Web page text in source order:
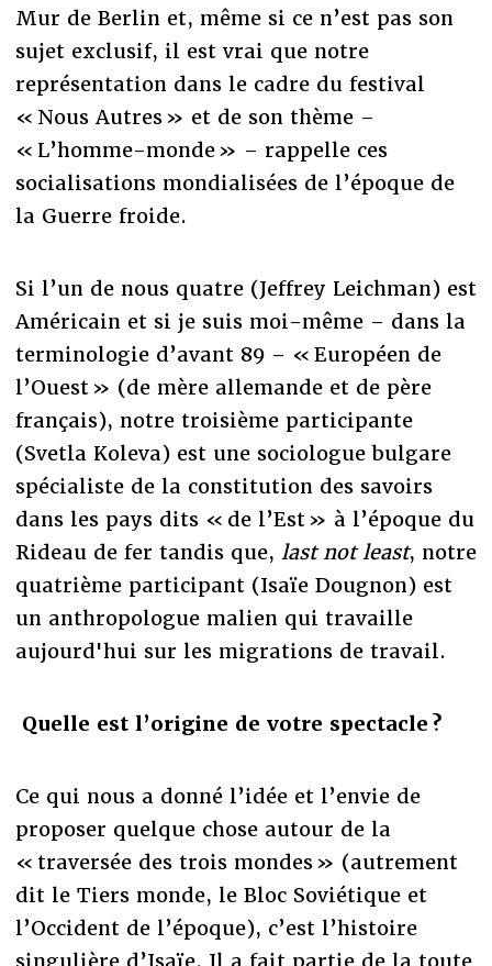
Mur de Berlin et, même si ce n’est pas son
sujet exclusif, il est vrai que notre
représentation dans le cadre du festival
« Nous Autres » et de son thème –
« L’homme-monde » – rappelle ces
socialisations mondialisées de l’époque de
la Guerre froide.
Si l’un de nous quatre (Jeffrey Leichman) est
Américain et si je suis moi-même – dans la
terminologie d’avant 89 – « Européen de
l’Ouest » (de mère allemande et de père
français), notre troisième participante
(Svetla Koleva) est une sociologue bulgare
spécialiste de la constitution des savoirs
dans les pays dits « de l’Est » à l’époque du
Rideau de fer tandis que, last not least, notre
quatrième participant (Isaïe Dougnon) est
un anthropologue malien qui travaille
aujourd'hui sur les migrations de travail.
Quelle est l’origine de votre spectacle ?
Ce qui nous a donné l’idée et l’envie de
proposer quelque chose autour de la
« traversée des trois mondes » (autrement
dit le Tiers monde, le Bloc Soviétique et
l’Occident de l’époque), c’est l’histoire